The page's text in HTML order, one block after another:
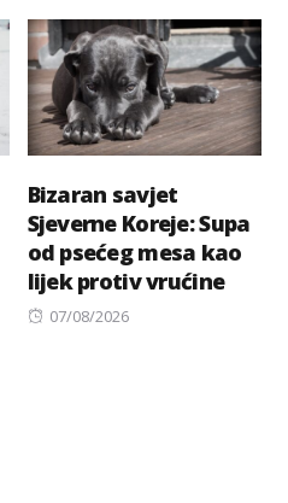
Bizaran savjet
Sjeverne Koreje: Supa
od psećeg mesa kao
lijek protiv vrućine
Posted
07/08/2026